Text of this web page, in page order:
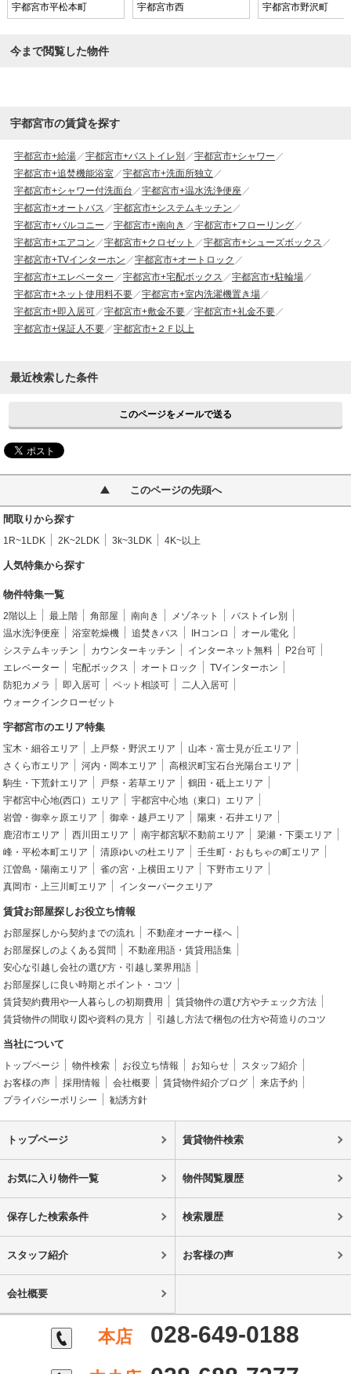
宇都宮市平松本町
宇都宮市西
宇都宮市野沢町
今まで閲覧した物件
宇都宮市の賃貸を探す
宇都宮市+給湯 宇都宮市+バストイレ別
宇都宮市+シャワー
宇都宮市+追焚機能浴室
宇都宮市+洗面所独立
宇都宮市+シャワー付洗面台
宇都宮市+温水洗浄便座
宇都宮市+オートバス
宇都宮市+システムキッチン
宇都宮市+バルコニー
宇都宮市+南向き
宇都宮市+フローリング
宇都宮市+エアコン
宇都宮市+クロゼット
宇都宮市+シューズボックス
宇都宮市+TVインターホン
宇都宮市+オートロック
宇都宮市+エレベーター
宇都宮市+宅配ボックス
宇都宮市+駐輪場
宇都宮市+ネット使用料不要
宇都宮市+室内洗濯機置き場
宇都宮市+即入居可
宇都宮市+敷金不要
宇都宮市+礼金不要
宇都宮市+保証人不要
宇都宮市+２Ｆ以上
最近検索した条件
このページをメールで送る
このページの先頭へ
間取りから探す
1R~1LDK 2K~2LDK 3k~3LDK 4K~以上
人気特集から探す
物件特集一覧
2階以上 最上階 角部屋 南向き メゾネット
バストイレ別
温水洗浄便座
浴室乾燥機 追焚きバス IHコンロ
オール電化
システムキッチン
カウンターキッチン インターネット無料
P2台可
エレベーター
宅配ボックス オートロック
TVインターホン
防犯カメラ
即入居可 ペット相談可
二人入居可
ウォークインクローゼット
宇都宮市のエリア特集
宝木・細谷エリア 上戸祭・野沢エリア
山本・富士見が丘エリア
さくら市エリア
河内・岡本エリア
高根沢町宝石台光陽台エリア
駒生・下荒針エリア
戸祭・若草エリア
鶴田・砥上エリア
宇都宮中心地(西口）エリア
宇都宮中心地（東口）エリア
岩曽・御幸ヶ原エリア
御幸・越戸エリア
陽東・石井エリア
鹿沼市エリア
西川田エリア 南宇都宮駅不動前エリア
簗瀬・下栗エリア
峰・平松本町エリア
清原ゆいの杜エリア
壬生町・おもちゃの町エリア
江曽島・陽南エリア
雀の宮・上横田エリア
下野市エリア
真岡市・上三川町エリア
インターパークエリア
賃貸お部屋探しお役立ち情報
お部屋探しから契約までの流れ
不動産オーナー様へ
お部屋探しのよくある質問
不動産用語・賃貸用語集
安心な引越し会社の選び方・引越し業界用語
お部屋探しに良い時期とポイント・コツ
賃貸契約費用や一人暮らしの初期費用
賃貸物件の選び方やチェック方法
賃貸物件の間取り図や資料の見方
引越し方法で梱包の仕方や荷造りのコツ
当社について
トップページ 物件検索 お役立ち情報 お知らせ
スタッフ紹介
お客様の声
採用情報 会社概要 賃貸物件紹介ブログ
来店予約
プライバシーポリシー
勧誘方針
トップページ 賃貸物件検索
お気に入り物件一覧 物件閲覧履歴
保存した検索条件 検索履歴
スタッフ紹介 お客様の声
会社概要
本店 028-649-0188